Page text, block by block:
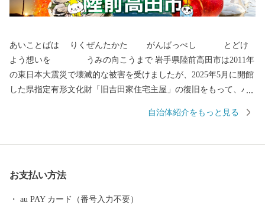
あいことばは りくぜんたかた がんばっぺし とどけ
よう想いを うみの向こうまで 岩手県陸前高田市は2011年
の東日本大震災で壊滅的な被害を受けましたが、2025年5月に開館
した県指定有形文化財「旧吉田家住宅主屋」の復旧をもって、ハ
く過ごしやすく、虎舞いで新年を祝います。 四季折々の陸前高田
自治体紹介をもっと見る
お支払い方法
au PAY カード（番号入力不要）